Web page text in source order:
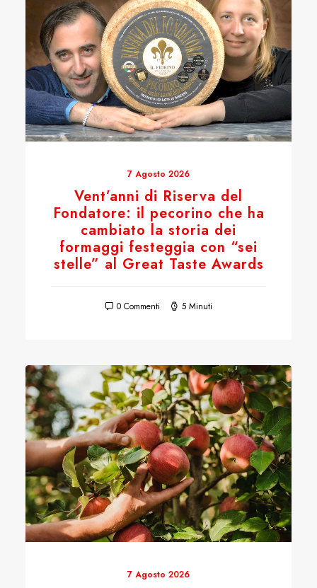
7 Agosto 2026
Vent’anni di Riserva del
Fondatore: il pecorino che ha
cambiato la storia dei
formaggi festeggia con “sei
stelle” al Great Taste Awards
0 Commenti 5 Minuti
7 Agosto 2026